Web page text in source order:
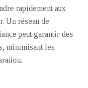
rapidement aux
Un réseau de
peut garantir des
minimisant les